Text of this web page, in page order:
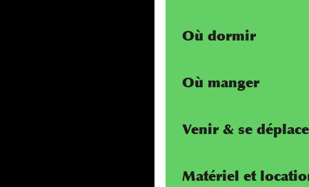
Où dormir
Où manger
Venir & se
Matériel et